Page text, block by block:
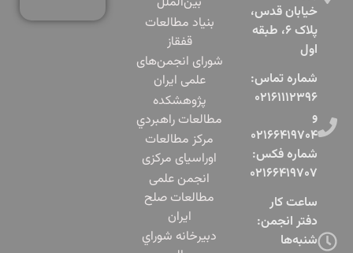
خیابان قدس،
پلاک ۶، طبقه
اول​
شماره تماس:
۰۲۱۶۱۱۱۲۳۹۶
و
۰۲۱۶۶۴۱۹۷۰۴
شماره فکس:
۰۲۱۶۶۴۱۹۷۰۷
ساعت کار
دفتر انجمن:
شنبه‌ها
بنياد مطالعات
قفقاز
شورای انجمن‌های
علمی ایران
پژوهشكده
مطالعات راهبردي
مرکز مطالعات
اوراسیای مرکزی
انجمن علمی
مطالعات صلح
ایران
دبيرخانه شوراي